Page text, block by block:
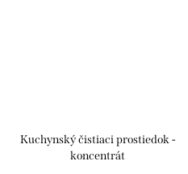
Kuchynský čistiaci prostiedok -
koncentrát